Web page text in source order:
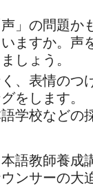
」の問題か
ますか。声
しょう。
、表情のつ
をします。
学校などの
語教師養成
ンサーの大